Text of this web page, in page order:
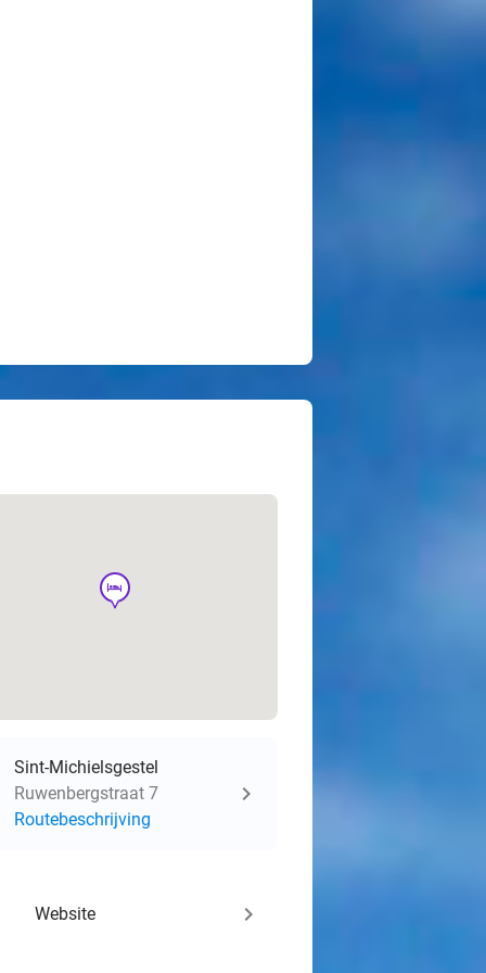
hotel
Sint-Michielsgestel
Ruwenbergstraat 7
Routebeschrijving
Website keyboard_arrow_right